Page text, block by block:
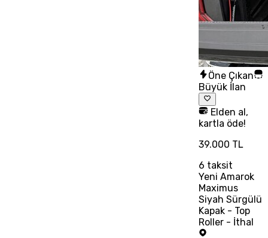
Öne Çıkan
Büyük İlan
Elden al,
kartla öde!
39.000 TL
6 taksit
Yeni Amarok
Maximus
Siyah Sürgülü
Kapak - Top
Roller - İthal